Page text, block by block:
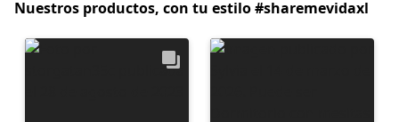
Nuestros productos, con tu estilo #sharemevidaxl